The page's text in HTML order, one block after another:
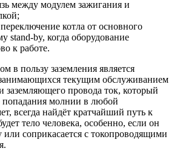
между модулем зажигания и
котла от основного
stand-by, когда оборудование
к работе.
в пользу заземления является
текущим обслуживанием
заземляющего провода ток, который
попадания молнии в любой
всегда найдёт кратчайший путь к
тело человека, особенно, если он
соприкасается с токопроводящими